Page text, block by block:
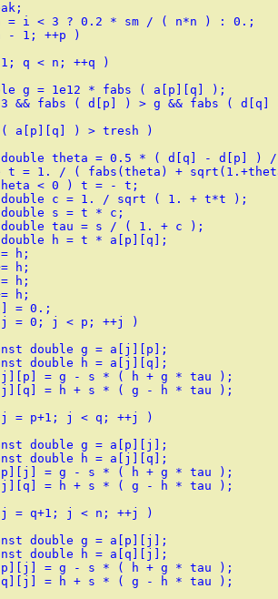
= i < 3 ? 0.2 * sm / ( n*n ) : 0.;
- 1; ++p )
q < n; ++q )
g = 1e12 * fabs ( a[p][q] );
&& fabs ( d[p] ) > g && fabs ( d[q]
a[p][q] ) > tresh )
theta = 0.5 * ( d[q] - d[p] )
t = 1. / ( fabs(theta) +
< 0 ) t = - t;
c = 1. / sqrt ( 1. + t*t );
s = t * c;
tau = s / ( 1. + c );
h = t * a[p][q];
h;
h;
h;
h;
= 0.;
= 0; j < p; ++j )
double g = a[j][p];
double h = a[j][q];
= g - s * ( h + g * tau );
= h + s * ( g - h * tau );
= p+1; j < q; ++j )
double g = a[p][j];
double h = a[j][q];
= g - s * ( h + g * tau );
= h + s * ( g - h * tau );
= q+1; j < n; ++j )
double g = a[p][j];
double h = a[q][j];
= g - s * ( h + g * tau );
= h + s * ( g - h * tau );